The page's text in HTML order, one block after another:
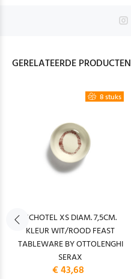
GERELATEERDE PRODUCTEN
8 stuks
SCHOTEL XS DIAM. 7,5CM.
KLEUR WIT/ROOD FEAST
TABLEWARE BY OTTOLENGHI
SERAX
€ 43,68